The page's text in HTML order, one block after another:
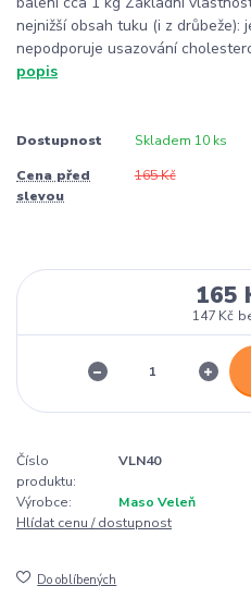
nejnižší obsah tuku (i z drůbeže):
nepodporuje usazování
popis
Dostupnost Skladem 10 ks
Cena před
slevou
165 Kč
165
147 Kč
Číslo
produktu:
VLN40
Výrobce:
Maso Veleň
Hlídat cenu / dostupnost
Do oblíbených